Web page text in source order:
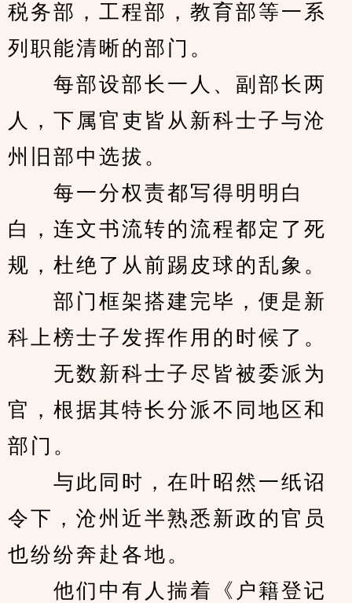
税务部，工程部，教育部等一系
列职能清晰的部门。
每部设部长一人、副部长两
人，下属官吏皆从新科士子与沧
州旧部中选拔。
每一分权责都写得明明白
白，连文书流转的流程都定了死
规，杜绝了从前踢皮球的乱象。
部门框架搭建完毕，便是新
科上榜士子发挥作用的时候了。
无数新科士子尽皆被委派为
官，根据其特长分派不同地区和
部门。
与此同时，在叶昭然一纸诏
令下，沧州近半熟悉新政的官员
也纷纷奔赴各地。
他们中有人揣着《户籍登记